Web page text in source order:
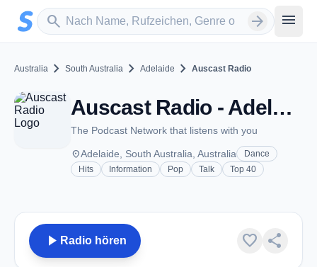
Zum Hauptinhalt springen
search
Sender suchen arrow_forward menu
Australia chevron_right South Australia chevron_right Adelaide chevron_right Auscast Radio
Auscast Radio - Adelaide, SA
The Podcast Network that listens with you
placeAdelaide, South Australia, Australia
Dance
Hits
Information Pop Talk Top 40
play_arrow Radio hören favorite share